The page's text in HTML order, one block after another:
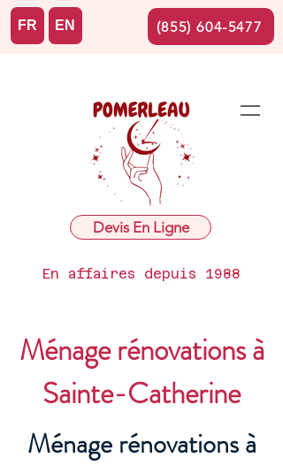
Devis En Ligne
En affaires depuis 1988
FR EN (855) 604-5477
Ménage rénovations à
Sainte-Catherine
Ménage rénovations à